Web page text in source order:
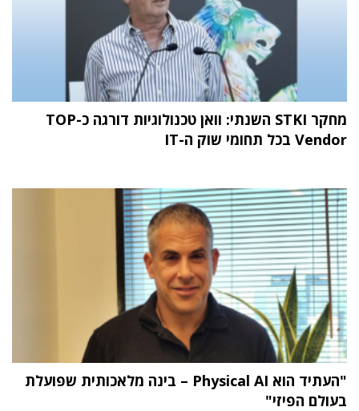
מחקר STKI השנתי: וואן טכנולוגיות דורגה כ-TOP
Vendor בכל תחומי שוק ה-IT
"העתיד הוא Physical AI – בינה מלאכותית שפועלת
בעולם הפיזי"